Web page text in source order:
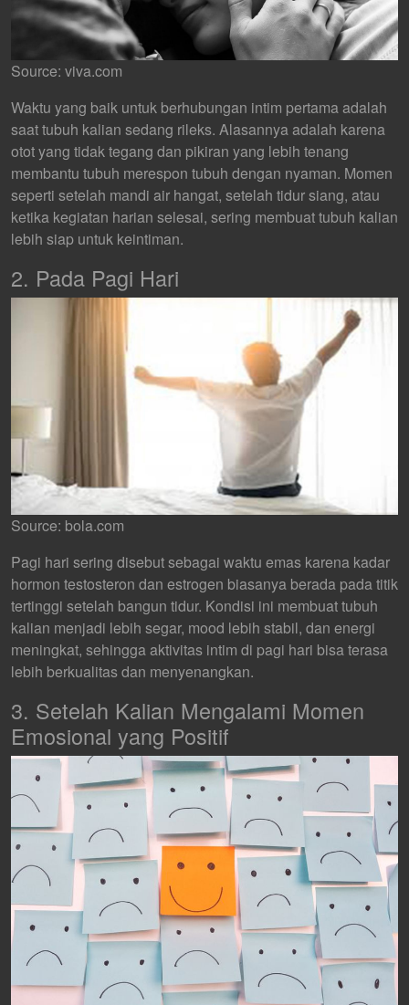
Source: viva.com
Waktu yang baik untuk berhubungan intim pertama adalah
saat tubuh kalian sedang rileks. Alasannya adalah karena
otot yang tidak tegang dan pikiran yang lebih tenang
membantu tubuh merespon tubuh dengan nyaman. Momen
seperti setelah mandi air hangat, setelah tidur siang, atau
ketika kegiatan harian selesai, sering membuat tubuh kalian
lebih siap untuk keintiman.
2. Pada Pagi Hari
Source: bola.com
Pagi hari sering disebut sebagai waktu emas karena kadar
hormon testosteron dan estrogen biasanya berada pada titik
tertinggi setelah bangun tidur. Kondisi ini membuat tubuh
kalian menjadi lebih segar, mood lebih stabil, dan energi
meningkat, sehingga aktivitas intim di pagi hari bisa terasa
lebih berkualitas dan menyenangkan.
3. Setelah Kalian Mengalami Momen
Emosional yang Positif